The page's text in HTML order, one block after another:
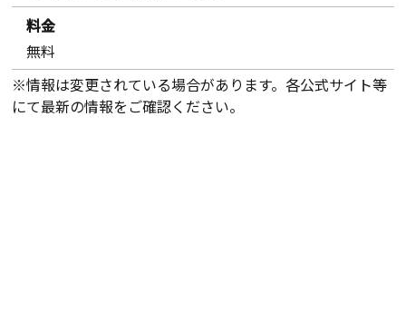
料金
無料
※情報は変更されている場合があります。各公式サイト等
にて最新の情報をご確認ください。